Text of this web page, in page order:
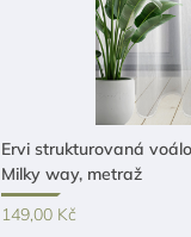
Ervi strukturovaná
Milky way, metraž
149,00 Kč